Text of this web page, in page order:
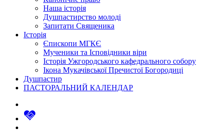
Наша історія
Душпастирство молоді
Запитати Священика
Історія
Єпископи МГКЄ
Мученики та Ісповідники віри
Історія Ужгородського кафедрального собору
Ікона Мукачівської Пречистої Богородиці
Душпастир
ПАСТОРАЛЬНИЙ КАЛЕНДАР